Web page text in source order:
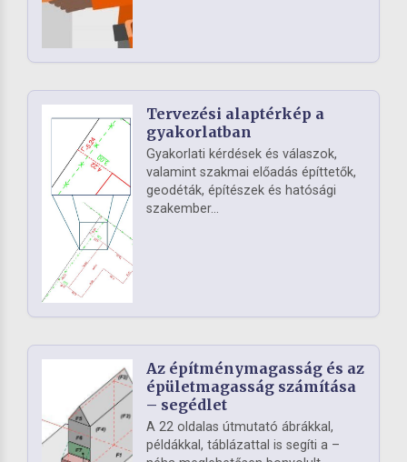
Tervezési alaptérkép a
gyakorlatban
Gyakorlati kérdések és válaszok,
valamint szakmai előadás építtetők,
geodéták, építészek és hatósági
szakember...
Az építménymagasság és az
épületmagasság számítása
– segédlet
A 22 oldalas útmutató ábrákkal,
példákkal, táblázattal is segíti a –